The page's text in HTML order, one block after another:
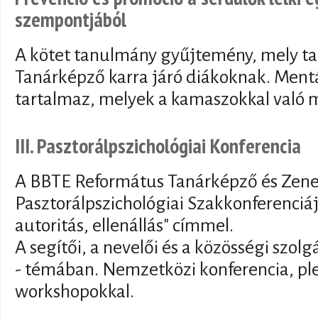
szempontjából
A kötet tanulmány gyűjtemény, mely
Tanárképző karra járó diákoknak.
tartalmaz, melyek a kamaszokkal való
III. Pasztorálpszichológiai Konferencia
A BBTE Református Tanárképző és
Pasztorálpszichológiai
autoritás, ellenállás" címmel.
A segítői, a nevelői és a közösségi
- témában. Nemzetközi konferencia,
workshopokkal.